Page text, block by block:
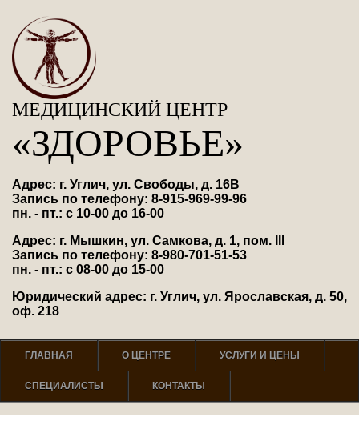
МЕДИЦИНСКИЙ ЦЕНТР
«ЗДОРОВЬЕ»
Адрес: г. Углич, ул. Свободы, д. 16В
Запись по телефону: 8-915-969-99-96
пн. - пт.: с 10-00 до 16-00
Адрес: г. Мышкин, ул. Самкова, д. 1, пом. III
Запись по телефону: 8-980-701-51-53
пн. - пт.: с 08-00 до 15-00
Юридический адрес: г. Углич, ул. Ярославская, д. 50,
оф. 218
ГЛАВНАЯ О ЦЕНТРЕ УСЛУГИ И ЦЕНЫ
СПЕЦИАЛИСТЫ КОНТАКТЫ